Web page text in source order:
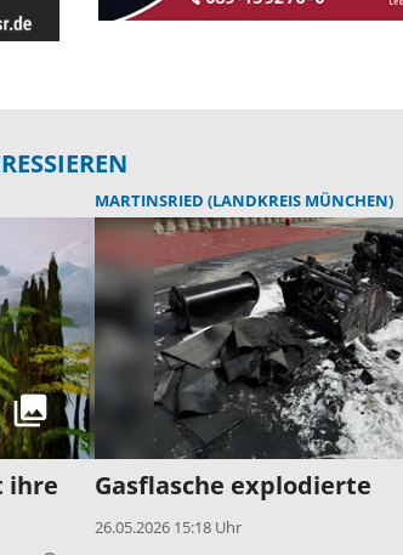
ihre
MARTINSRIED (LANDKREIS MÜNCHEN)
Gasflasche explodierte
26.05.2026 15:18 Uhr